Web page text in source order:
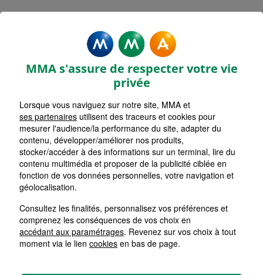
Rechercher une agence par code postal ou ville
Commencez à taper pour voir les suggestions de
Aucune suggestion disponible
LISTE AGENCES
MARSEILLE CHATEAU GOMBERT
HORAIRES D'AUJOURD'HUI
Fermée
2 MARSEILLE MONTAIGNE
HORAIRES D'AUJOURD'HUI
Fermée
3 MARSEILLE SAKAKINI
MMA s'assure de respecter votre vie
privée
Lorsque vous naviguez sur notre site, MMA et
ses partenaires utilisent des traceurs et cookies pour
mesurer l'audience/la performance du site, adapter du
contenu, développer/améliorer nos produits,
stocker/accéder à des informations sur un terminal, lire du
contenu multimédia et proposer de la publicité ciblée en
fonction de vos données personnelles, votre navigation et
géolocalisation.
Consultez les finalités, personnalisez vos préférences et
comprenez les conséquences de vos choix en
accédant aux paramétrages. Revenez sur vos choix à tout
moment via le lien cookies en bas de page.